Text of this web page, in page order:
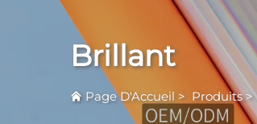
Brillant
Page D'Accueil > Produits